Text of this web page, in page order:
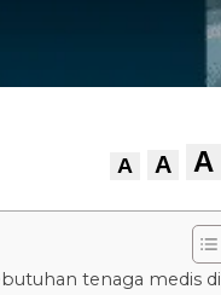
A A A
tenaga medis di